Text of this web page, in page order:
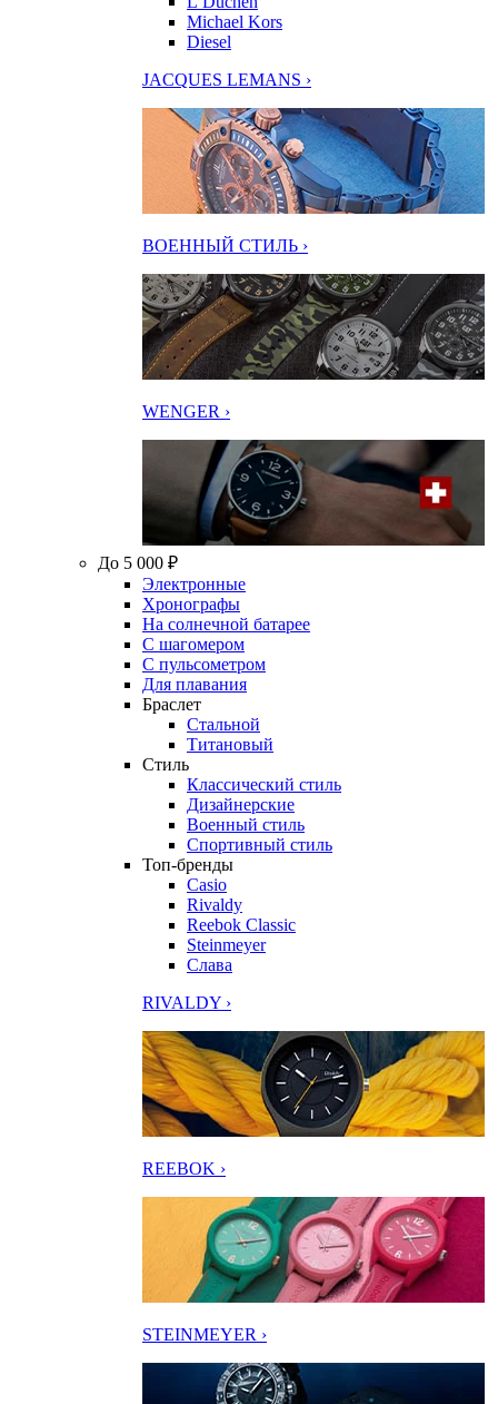
Michael Kors
Diesel
JACQUES LEMANS ›
ВОЕННЫЙ СТИЛЬ ›
WENGER ›
До 5 000 ₽
Электронные
Хронографы
На солнечной батарее
С шагомером
С пульсометром
Для плавания
Браслет
Стальной
Титановый
Стиль
Классический стиль
Дизайнерские
Военный стиль
Спортивный стиль
Топ-бренды
Casio
Rivaldy
Reebok Classic
Steinmeyer
Слава
RIVALDY ›
REEBOK ›
STEINMEYER ›